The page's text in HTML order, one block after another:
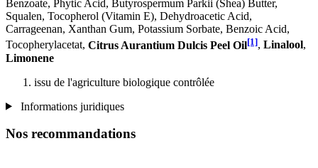
Benzoate, Phytic Acid, Butyrospermum Parkii (Shea) Butter,
Squalen, Tocopherol (Vitamin E), Dehydroacetic Acid,
Carrageenan, Xanthan Gum, Potassium Sorbate, Benzoic Acid,
Tocopherylacetat, Citrus Aurantium Dulcis Peel Oil[1], Linalool,
Limonene
issu de l'agriculture biologique contrôlée
Informations juridiques
Nos recommandations